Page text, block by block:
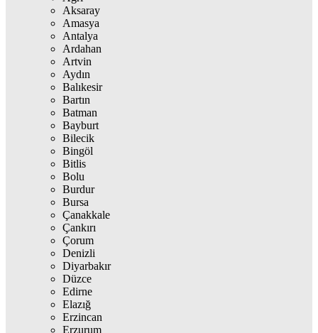
Aksaray
Amasya
Antalya
Ardahan
Artvin
Aydın
Balıkesir
Bartın
Batman
Bayburt
Bilecik
Bingöl
Bitlis
Bolu
Burdur
Bursa
Çanakkale
Çankırı
Çorum
Denizli
Diyarbakır
Düzce
Edirne
Elazığ
Erzincan
Erzurum